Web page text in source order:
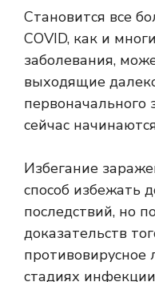
Становится все
COVID, как и
заболевания,
выходящие
первоначального
сейчас
Избегание
способ избежать
последствий, но
доказательств
противовирусное
стадиях